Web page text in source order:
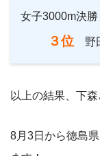
女子3000m決勝
３位 野
以上の結果、下
8月3日から徳島